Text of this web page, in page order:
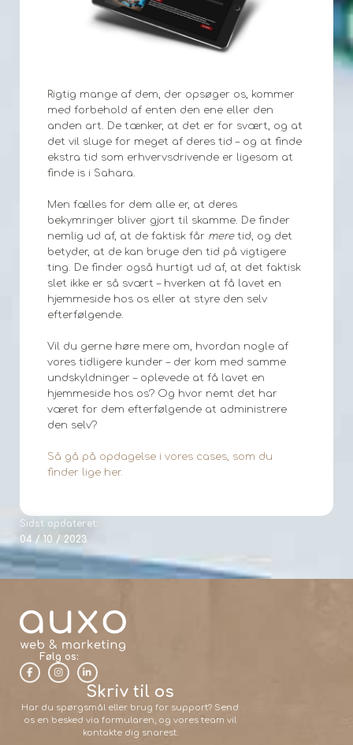
Rigtig mange af dem, der opsøger os, kommer
med forbehold af enten den ene eller den
anden art. De tænker, at det er for svært, og at
det vil sluge for meget af deres tid – og at finde
ekstra tid som erhvervsdrivende er ligesom at
finde is i Sahara.
Men fælles for dem alle er, at deres
bekymringer bliver gjort til skamme. De finder
nemlig ud af, at de faktisk får meretid, og det
betyder, at de kan bruge den tid på vigtigere
ting. De finder også hurtigt ud af, at det faktisk
slet ikke er så svært – hverken at få lavet en
hjemmeside hos os eller at styre den selv
efterfølgende.
Vil du gerne høre mere om, hvordan nogle af
vores tidligere kunder – der kom med samme
undskyldninger – oplevede at få lavet en
hjemmeside hos os? Og hvor nemt det har
været for dem efterfølgende at administrere
den selv?
Så gå på opdagelse i vores cases, som du
finder lige her.
Sidst opdateret:
04 / 10 / 2023
Følg os:
Skriv til os
Har du spørgsmål eller brug for support? Send
os en besked via formularen, og vores team vil
kontakte dig snarest.